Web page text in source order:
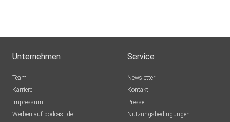
Unternehmen
Team
Karriere
Impressum
Werben auf podcast.de
Service
Newsletter
Kontakt
Presse
Nutzungsbedingungen